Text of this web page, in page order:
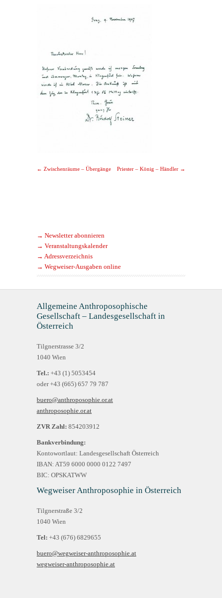
Post navigation
← Zwischenräume – Übergänge Priester – König – Händler →
→ Newsletter abonnieren
→ Veranstaltungskalender
→ Adressverzeichnis
→ Wegweiser-Ausgaben online
Allgemeine Anthroposophische
Gesellschaft – Landesgesellschaft in
Österreich
Tilgnerstrasse 3/2
1040 Wien
Tel.: +43 (1) 5053454
oder +43 (665) 657 79 787
buero@anthroposophie.or.at
anthroposophie.or.at
ZVR Zahl: 854203912
Bankverbindung:
Kontowortlaut: Landesgesellschaft Österreich
IBAN: AT59 6000 0000 0122 7497
BIC: OPSKATWW
Wegweiser Anthroposophie in Österreich
Tilgnerstraße 3/2
1040 Wien
Tel: +43 (676) 6829655
buero@wegweiser-anthroposophie.at
wegweiser-anthroposophie.at